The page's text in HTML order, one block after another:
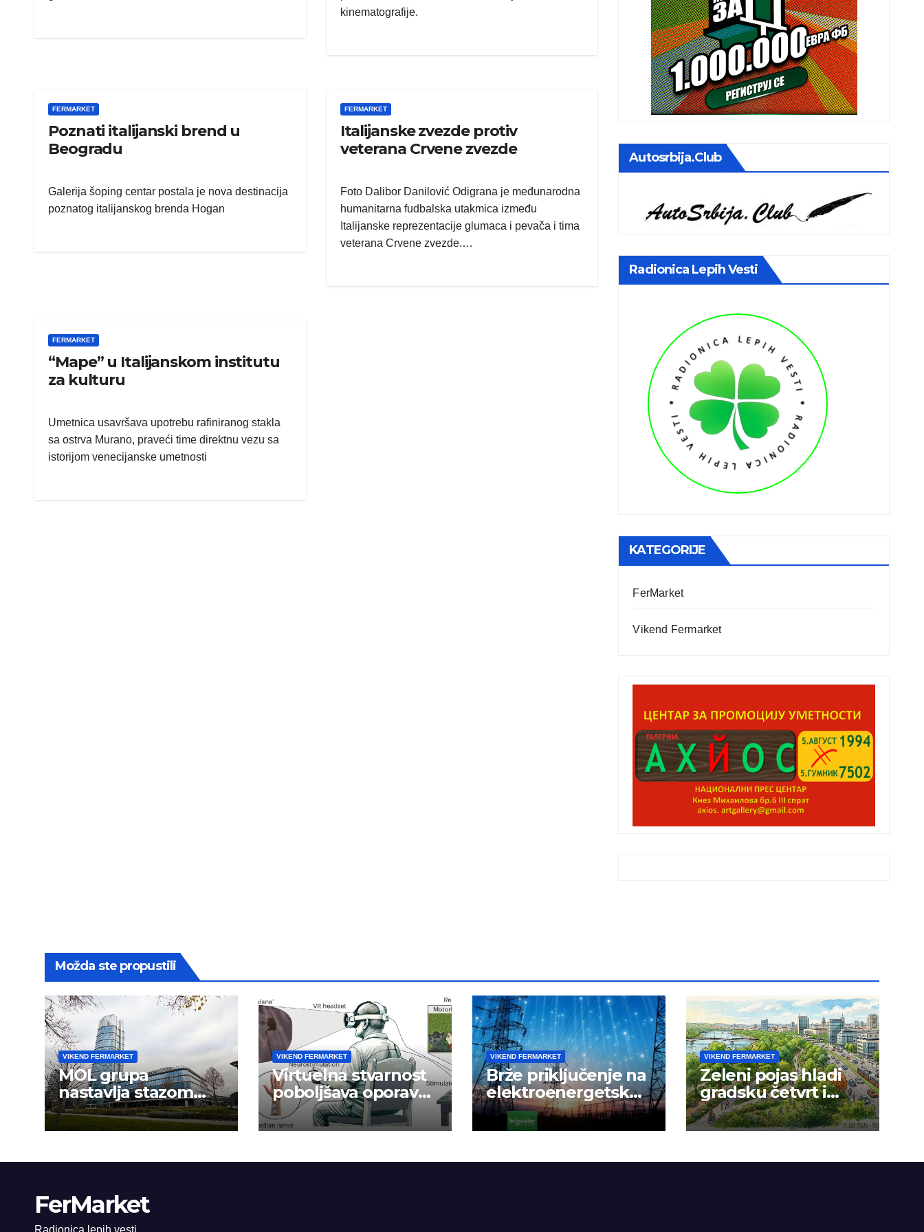
kinematografije.
FERMARKET
Poznati italijanski brend u
Beogradu
Galerija šoping centar postala je nova destinacija
poznatog italijanskog brenda Hogan
FERMARKET
Italijanske zvezde protiv
veterana Crvene zvezde
Foto Dalibor Danilović Odigrana je međunarodna
humanitarna fudbalska utakmica između
Italijanske reprezentacije glumaca i pevača i tima
veterana Crvene zvezde.…
FERMARKET
“Mape” u Italijanskom institutu
za kulturu
Umetnica usavršava upotrebu rafiniranog stakla
sa ostrva Murano, praveći time direktnu vezu sa
istorijom venecijanske umetnosti
Autosrbija.club
Radionica Lepih Vesti
KATEGORIJE
FerMarket
Vikend Fermarket
Možda ste propustili
VIKEND FERMARKET
MOL grupa
nastavlja stazom
uspeha
VIKEND FERMARKET
Virtuelna stvarnost
poboljšava oporavak
ruke nakon
moždanog udara
VIKEND FERMARKET
Brže priključenje na
elektroenergetsku
mrežu
VIKEND FERMARKET
Zeleni pojas hladi
gradsku četvrt i
okolinu
FerMarket
Radionica lepih vesti